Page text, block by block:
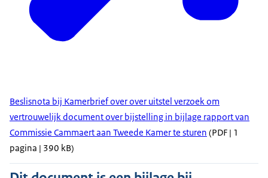
Beslisnota bij Kamerbrief over over uitstel verzoek om
vertrouwelijk document over bijstelling in bijlage rapport van
Commissie Cammaert aan Tweede Kamer te sturen (PDF | 1
pagina | 390 kB)